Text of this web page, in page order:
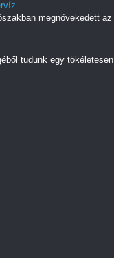
megnövekedett az
tudunk egy tökéletesen